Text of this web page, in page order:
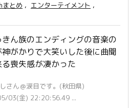
まとめ , エンターテイメント ,
きん族のエンディングの音楽の
神がかりで大笑いした後に曲聞
る喪失感が凄かった
さん＠涙目です。(秋田県)
03(金) 22:20:56.49 ...